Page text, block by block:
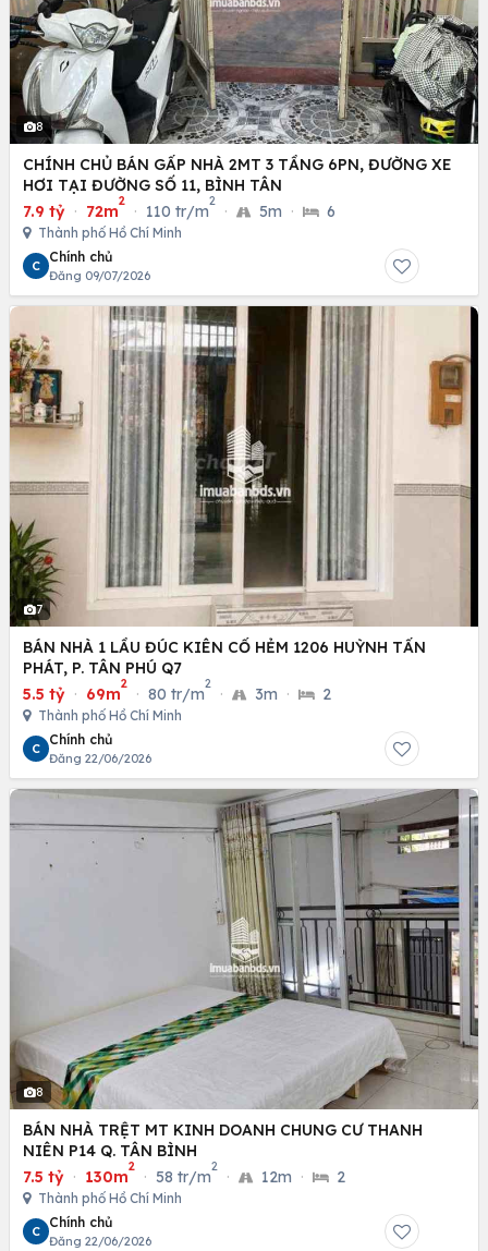
8
CHÍNH CHỦ BÁN GẤP NHÀ 2MT 3 TẦNG 6PN, ĐƯỜNG XE
HƠI TẠI ĐƯỜNG SỐ 11, BÌNH TÂN
7.9 tỷ · 72m
2
· 110 tr/m
2
· 5m · 6
Thành phố Hồ Chí Minh
C
Chính chủ
Đăng 09/07/2026
7
BÁN NHÀ 1 LẦU ĐÚC KIÊN CỐ HẺM 1206 HUỲNH TẤN
PHÁT, P. TÂN PHÚ Q7
5.5 tỷ · 69m
2
· 80 tr/m
2
· 3m · 2
Thành phố Hồ Chí Minh
C
Chính chủ
Đăng 22/06/2026
8
BÁN NHÀ TRỆT MT KINH DOANH CHUNG CƯ THANH
NIÊN P14 Q. TÂN BÌNH
7.5 tỷ · 130m
2
· 58 tr/m
2
· 12m · 2
Thành phố Hồ Chí Minh
C
Chính chủ
Đăng 22/06/2026